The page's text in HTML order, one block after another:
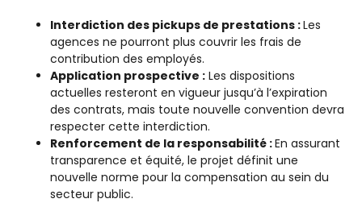
Interdiction des pickups de prestations :Les
agences ne pourront plus couvrir les frais de
contribution des employés.
Application prospective : Les dispositions
actuelles resteront en vigueur jusqu’à l’expiration
des contrats, mais toute nouvelle convention devra
respecter cette interdiction.
Renforcement de la responsabilité :En assurant
transparence et équité, le projet définit une
nouvelle norme pour la compensation au sein du
secteur public.